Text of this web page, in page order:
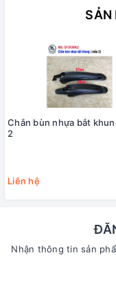
SẢN
Chắn bùn nhựa bắt
2
Liên hệ
Nhận thông tin sản